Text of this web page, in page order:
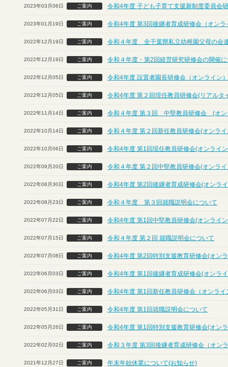
2023年03月06日 ご案内 令和4年度 子ども子育て支援新制度委員会
2023年01月19日 ご案内 令和4年度 第3回後継者育成研修会（オンラ
2022年12月19日 ご案内 令和４年度 全千葉県私立幼稚園父母の会
2022年12月19日 ご案内 令和４年度・第2回経営研究研修会の開催
2022年12月05日 ご案内 令和4年度 設置者園長研修会（オンライン）
2022年12月05日 ご案内 令和4年度 第２回現任教員研修会(リアルタ
2022年11月14日 ご案内 令和４年度 第３回 中堅教員研修会 (オン
2022年10月14日 ご案内 令和４年度 第２回新任教員研修会(オンラ
2022年10月06日 ご案内 令和4年度 第1回現任教員研修会(オンライ
2022年09月20日 ご案内 令和４年度 第２回中堅教員研修会(オンラ
2022年08月30日 ご案内 令和4年度 第2回後継者育成研修会(オンラ
2022年08月23日 ご案内 令和４年度 第３回就職説明会について
2022年07月22日 ご案内 令和4年度 第1回中堅教員研修会(オンライ
2022年07月15日 ご案内 令和４年度 第２回 就職説明会について
2022年07月08日 ご案内 令和4年度 第2回特別支援教育研修会(オン
2022年06月03日 ご案内 令和4年度 第1回後継者育成研修会(オンラ
2022年06月03日 ご案内 令和4年度 第1回新任教員研修会（オンライ
2022年05月31日 ご案内 令和4年度 第1回就職説明会について
2022年05月26日 ご案内 令和4年度 第1回特別支援教育研修会(オン
2022年02月02日 ご案内 令和３年度 第3回後継者育成研修会（オン
2021年12月27日 ご案内 年末年始休業について(お知らせ)